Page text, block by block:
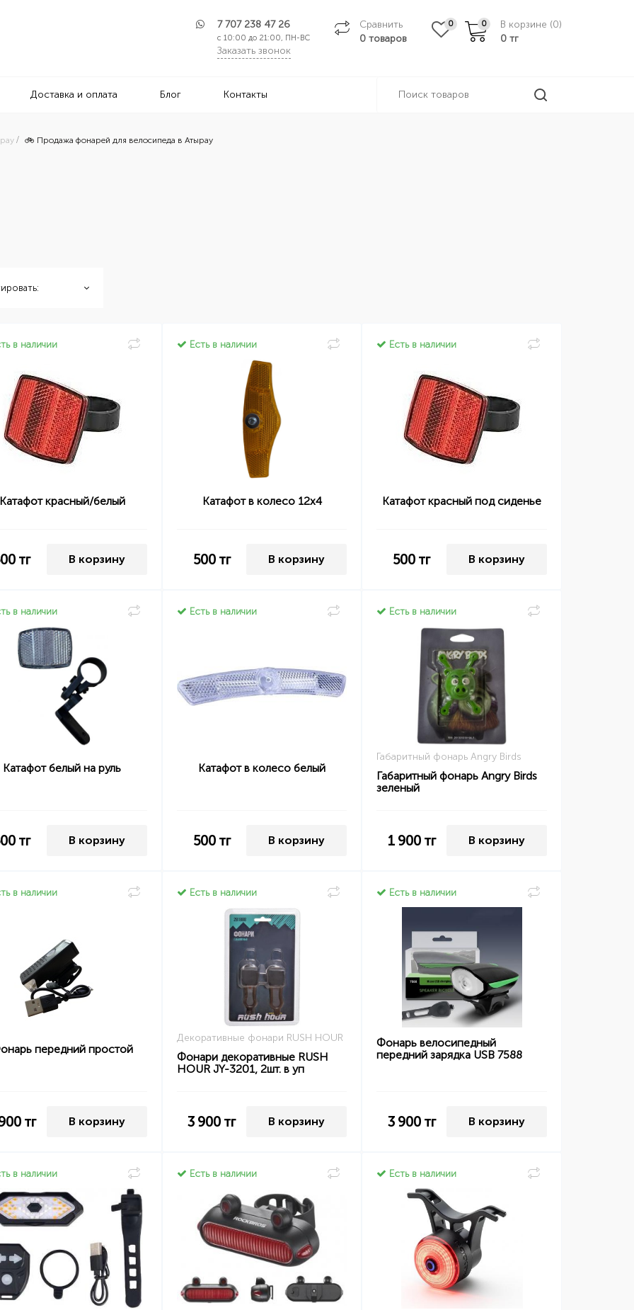
7 707 238 47 26
с 10:00 до 21:00, ПН-ВС
Заказать звонок
Сравнить
0 товаров
0 0 В корзине (0)
0 тг
Доставка и оплата Блог Контакты
🚲 Продажа фонарей для велосипеда в Атырау
в наличии
красный/белый
тг В корзину
Есть в наличии
Катафот в колесо 12х4
500тг В корзину
Есть в наличии
Катафот красный под сиденье
500 тг В корзину
в наличии
Катафот белый на руль
тг В корзину
Есть в наличии
Катафот в колесо белый
500тг В корзину
Есть в наличии
Габаритный фонарь Angry Birds
Габаритный фонарь Angry Birds
зеленый
1 900тг В корзину
в наличии
передний простой
тг В корзину
Есть в наличии
Декоративные фонари RUSH HOUR
Фонари декоративные RUSH
HOUR JY-3201, 2шт. в уп
3 900 тг В корзину
Есть в наличии
Фонарь велосипедный
передний зарядка USB 7588
3 900тг В корзину
в наличии Есть в наличии Есть в наличии